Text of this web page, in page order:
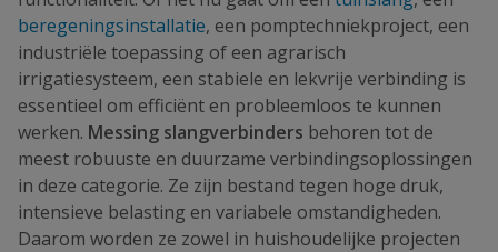
beregeningsinstallatie, een pomptechniekproject, een
industriële toepassing of een agrarisch
irrigatiesysteem, een stabiele en lekvrije verbinding is
essentieel om efficiënt en probleemloos te kunnen
werken. Messing slangverbinders behoren tot de
meest robuuste en duurzame verbindingsoplossingen
in deze categorie. Ze zijn bestand tegen hoge druk,
intensieve belasting en variabele omstandigheden.
Daarom worden ze zowel in huishoudelijke projecten